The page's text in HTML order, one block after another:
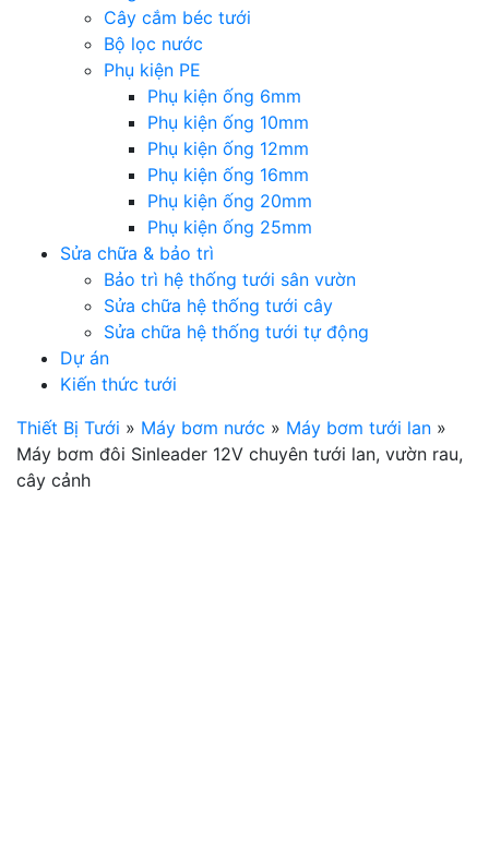
Cây cắm béc tưới
Bộ lọc nước
Phụ kiện PE
Phụ kiện ống 6mm
Phụ kiện ống 10mm
Phụ kiện ống 12mm
Phụ kiện ống 16mm
Phụ kiện ống 20mm
Phụ kiện ống 25mm
Sửa chữa & bảo trì
Bảo trì hệ thống tưới sân vườn
Sửa chữa hệ thống tưới cây
Sửa chữa hệ thống tưới tự động
Dự án
Kiến thức tưới
Thiết Bị Tưới » Máy bơm nước » Máy bơm tưới lan »
Máy bơm đôi Sinleader 12V chuyên tưới lan, vườn rau,
cây cảnh